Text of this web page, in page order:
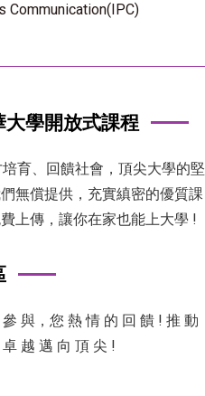
大學開放式課程
育、回饋社會，頂尖大學的堅
無償提供，充實縝密的優質課
上傳，讓你在家也能上大學 !
與，您 熱 情 的 回 饋 ! 推 動
越 邁 向 頂 尖 !